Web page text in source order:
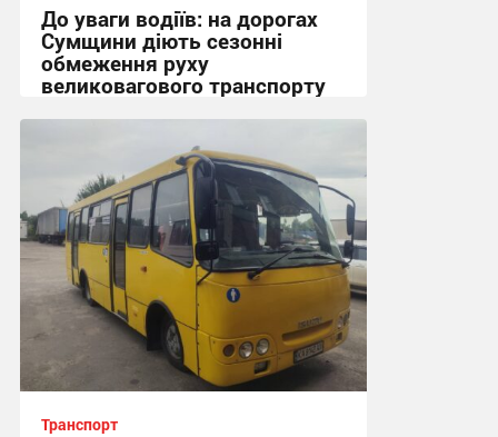
До уваги водіїв: на дорогах
Сумщини діють сезонні
обмеження руху
великовагового транспорту
Транспорт